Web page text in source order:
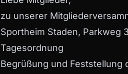
zu unserer
Sportheim Staden, Parkweg
Tagesordnung
Begrüßung und Feststellung